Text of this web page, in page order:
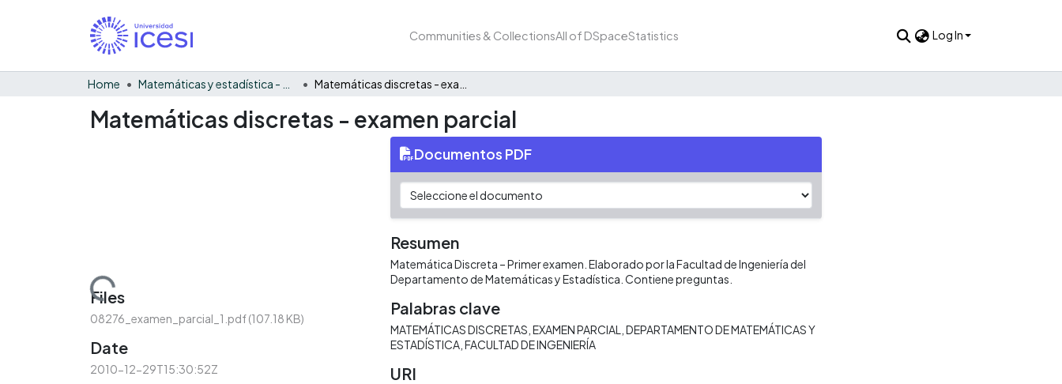
Communities & CollectionsAll of DSpaceStatistics Log In
Home
Matemáticas discretas - examen parcial
Loading...
Files
08276_examen_parcial_1.pdf(107.18 KB)
Date
2010-12-29T15:30:52Z
Documentos PDF
Resumen
Matemática Discreta – Primer examen. Elaborado por la Facultad de Ingeniería del
Departamento de Matemáticas y Estadística. Contiene preguntas.
Palabras clave
MATEMÁTICAS DISCRETAS EXAMEN PARCIAL
DEPARTAMENTO DE MATEMÁTICAS Y
ESTADÍSTICA FACULTAD DE INGENIERÍA
URI